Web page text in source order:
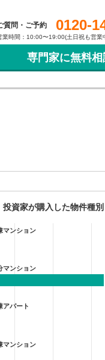
専門家に無料相
質問・ご予約 0120-
業時間：10:00〜19:00(土日祝も営業
投資家が購入した物件種別
マンション
マンション
アパート
マンション